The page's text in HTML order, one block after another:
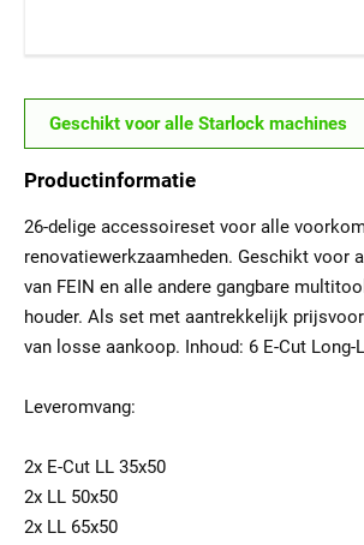
Geschikt voor alle Starlock machines
Productinformatie
26-delige accessoireset voor alle
renovatiewerkzaamheden. Geschikt voor
van FEIN en alle andere gangbare
houder. Als set met aantrekkelijk
van losse aankoop. Inhoud: 6 E-Cut Long-
Leveromvang:
2x E-Cut LL 35x50
2x LL 50x50
2x LL 65x50